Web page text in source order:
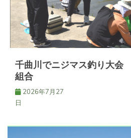
千曲川でニジマス釣り大会
組合
2026年7月27
日